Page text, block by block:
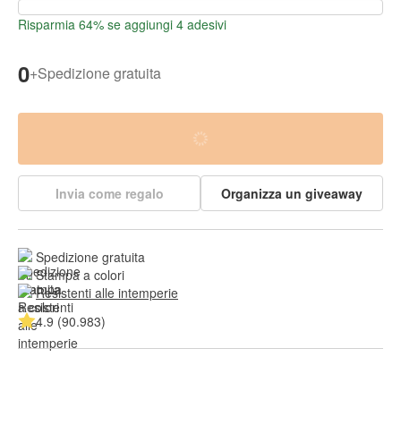
Risparmia 64% se aggiungi 4 adesivi
0+Spedizione gratuita
Invia come regalo Organizza un giveaway
Spedizione gratuita
Stampa a colori
Resistenti alle intemperie
4.9 (90.983)